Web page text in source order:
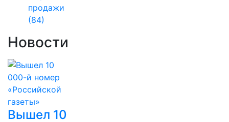
продажи
(84)
Новости
Вышел 10